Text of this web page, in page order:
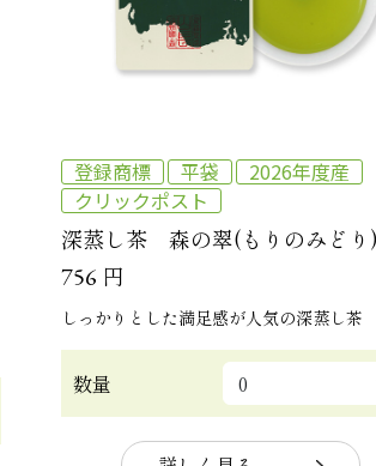
登録商標 平袋
2026年度産
クリックポスト
深蒸し茶 森の翠(もりのみどり
756 円
しっかりとした満足感が人気の深蒸し茶
数量